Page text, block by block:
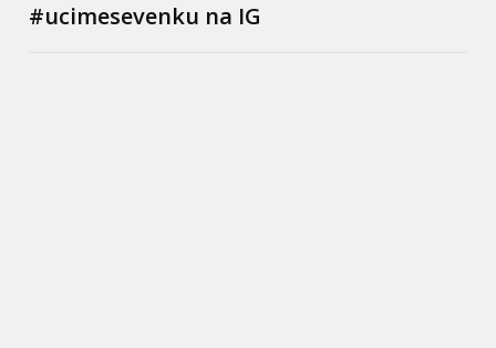
#ucimesevenku na IG